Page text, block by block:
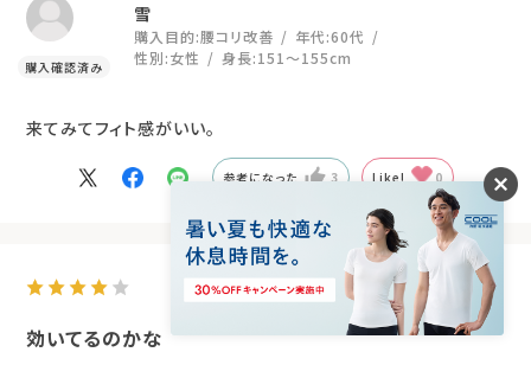
雪
購入目的:腰コリ改善 年代:60代
性別:女性 身長:151～155cm
来てみてフィト感がいい。
参考になった 3 Like! 0
2025.11.22
効いてるのかな